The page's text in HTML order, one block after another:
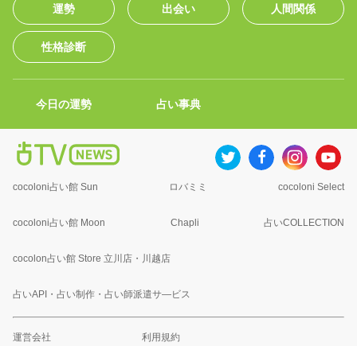
運勢 出会い 人間関係
性格診断
今日の運勢 占い事典
cocoloni占い館 Sun ロバミミ cocoloni Select
cocoloni占い館 Moon Chapli 占いCOLLECTION
cocolon占い館 Store 立川店・川越店
占いAPI・占い制作・占い師派遣サ―ビス
運営会社 利用規約